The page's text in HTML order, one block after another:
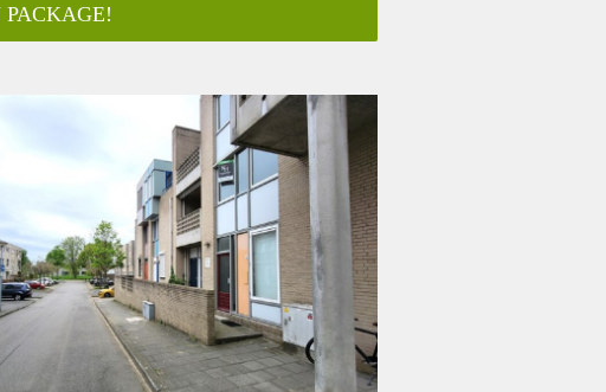
van Maastricht (ca. 10 fietsminuten) en op
gebruikt als opslag of voor het stallen van
woonkamer met open keuken is voorzien van
werkblad is voorzien van een
Vanuit de woonkamer is er toegang tot het
gesitueerd op het oosten waardoor je kunt